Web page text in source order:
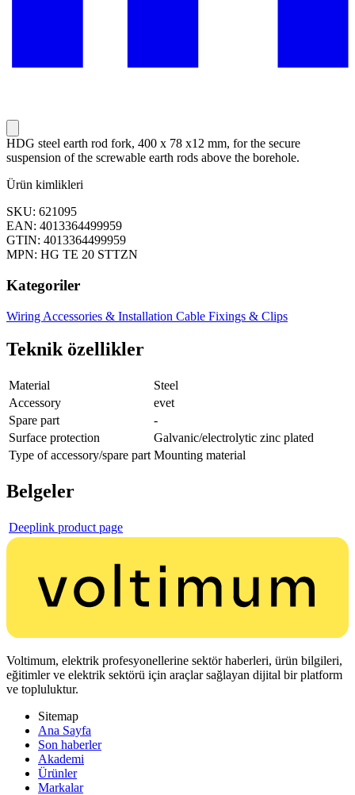
HDG steel earth rod fork, 400 x 78 x12 mm, for the secure
suspension of the screwable earth rods above the borehole.
Ürün kimlikleri
SKU: 621095
EAN: 4013364499959
GTIN: 4013364499959
MPN: HG TE 20 STTZN
Kategoriler
Wiring Accessories & Installation Cable Fixings & Clips
Teknik özellikler
Material
Steel
Accessory
evet
Spare part
-
Surface protection
Galvanic/electrolytic zinc plated
Type of accessory/spare part Mounting material
Belgeler
Deeplink product page
Voltimum, elektrik profesyonellerine sektör haberleri, ürün bilgileri,
eğitimler ve elektrik sektörü için araçlar sağlayan dijital bir platform
ve topluluktur.
Sitemap
Ana Sayfa
Son haberler
Akademi
Ürünler
Markalar